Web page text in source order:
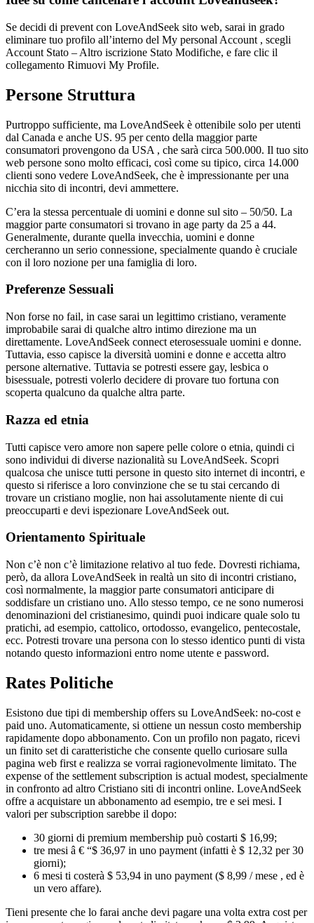
Se decidi di prevent con LoveAndSeek sito web, sarai in grado
eliminare tuo profilo all’interno del My personal Account , scegli
Account Stato – Altro iscrizione Stato Modifiche, e fare clic il
collegamento Rimuovi My Profile.
Persone Struttura
Purtroppo sufficiente, ma LoveAndSeek è ottenibile solo per utenti
dal Canada e anche US. 95 per cento della maggior parte
consumatori provengono da USA , che sarà circa 500.000. Il tuo sito
web persone sono molto efficaci, così come su tipico, circa 14.000
clienti sono vedere LoveAndSeek, che è impressionante per una
nicchia sito di incontri, devi ammettere.
C’era la stessa percentuale di uomini e donne sul sito – 50/50. La
maggior parte consumatori si trovano in age party da 25 a 44.
Generalmente, durante quella invecchia, uomini e donne
cercheranno un serio connessione, specialmente quando è cruciale
con il loro nozione per una famiglia di loro.
Preferenze Sessuali
Non forse no fail, in case sarai un legittimo cristiano, veramente
improbabile sarai di qualche altro intimo direzione ma un
direttamente. LoveAndSeek connect eterosessuale uomini e donne.
Tuttavia, esso capisce la diversità uomini e donne e accetta altro
persone alternative. Tuttavia se potresti essere gay, lesbica o
bisessuale, potresti volerlo decidere di provare tuo fortuna con
scoperta qualcuno da qualche altra parte.
Razza ed etnia
Tutti capisce vero amore non sapere pelle colore o etnia, quindi ci
sono individui di diverse nazionalità su LoveAndSeek. Scopri
qualcosa che unisce tutti persone in questo sito internet di incontri, e
questo si riferisce a loro convinzione che se tu stai cercando di
trovare un cristiano moglie, non hai assolutamente niente di cui
preoccuparti e devi ispezionare LoveAndSeek out.
Orientamento Spirituale
Non c’è non c’è limitazione relativo al tuo fede. Dovresti richiama,
però, da allora LoveAndSeek in realtà un sito di incontri cristiano,
così normalmente, la maggior parte consumatori anticipare di
soddisfare un cristiano uno. Allo stesso tempo, ce ne sono numerosi
denominazioni del cristianesimo, quindi puoi indicare quale solo tu
pratichi, ad esempio, cattolico, ortodosso, evangelico, pentecostale,
ecc. Potresti trovare una persona con lo stesso identico punti di vista
notando questo informazioni entro nome utente e password.
Rates Politiche
Esistono due tipi di membership offers su LoveAndSeek: no-cost e
paid uno. Automaticamente, si ottiene un nessun costo membership
rapidamente dopo abbonamento. Con un profilo non pagato, ricevi
un finito set di caratteristiche che consente quello curiosare sulla
pagina web first e realizza se vorrai ragionevolmente limitato. The
expense of the settlement subscription is actual modest, specialmente
in confronto ad altro Cristiano siti di incontri online. LoveAndSeek
offre a acquistare un abbonamento ad esempio, tre e sei mesi. I
valori per subscription sarebbe il dopo:
30 giorni di premium membership può costarti $ 16,99;
tre mesi â € “$ 36,97 in uno payment (infatti è $ 12,32 per 30
giorni);
6 mesi ti costerà $ 53,94 in uno payment ($ 8,99 / mese , ed è
un vero affare).
Tieni presente che lo farai anche devi pagare una volta extra cost per